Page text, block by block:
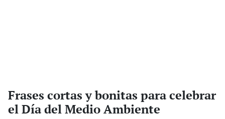
Frases cortas y bonitas para celebrar
el Día del Medio Ambiente